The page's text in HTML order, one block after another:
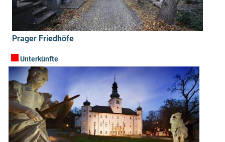
Prager Friedhöfe
Wintersportgebiete